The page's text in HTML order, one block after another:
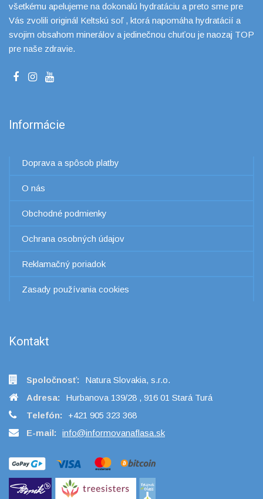
všetkému apelujeme na dokonalú hydratáciu a preto sme pre
Vás zvolili originál Keltskú soľ , ktorá napomáha hydratácií a
svojim obsahom minerálov a jedinečnou chuťou je naozaj TOP
pre naše zdravie.
Informácie
Doprava a spôsob platby
O nás
Obchodné podmienky
Ochrana osobných údajov
Reklamačný poriadok
Zasady používania cookies
Kontakt
Spoločnosť:
Natura Slovakia, s.r.o.
Adresa:
Hurbanova 139/28 , 916 01 Stará Turá
Telefón:
+421 905 323 368
E-mail: info@informovanaflasa.sk